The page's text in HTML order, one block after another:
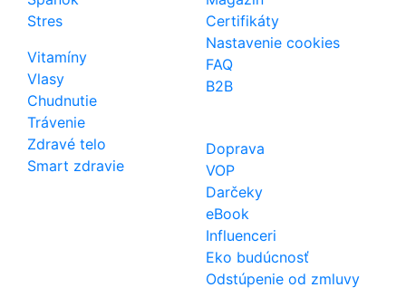
Stres
Vitamíny
Vlasy
Chudnutie
Trávenie
Zdravé telo
Smart zdravie
Certifikáty
Nastavenie cookies
FAQ
B2B
Doprava
VOP
Darčeky
eBook
Influenceri
Eko budúcnosť
Odstúpenie od zmluvy